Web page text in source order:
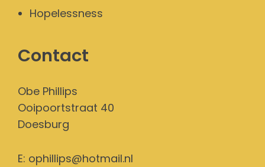
Hopelessness
Contact
Obe Phillips
Ooipoortstraat 40
Doesburg
E: ophillips@hotmail.nl